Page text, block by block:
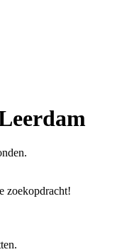
zoekopdracht!